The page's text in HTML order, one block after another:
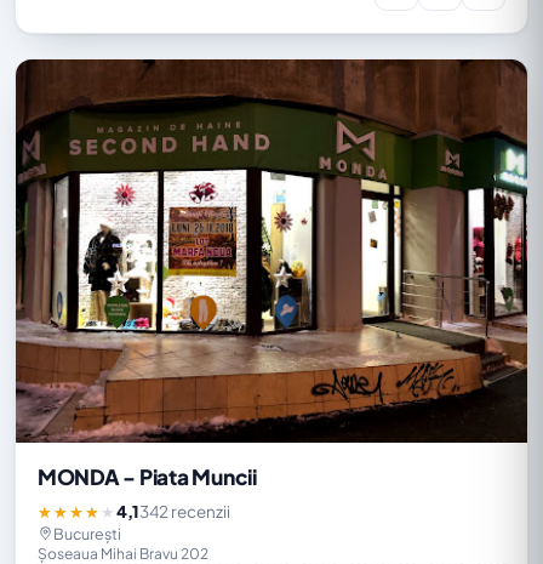
MONDA - Piata Muncii
★★★★★4,1342 recenzii
București
Șoseaua Mihai Bravu 202